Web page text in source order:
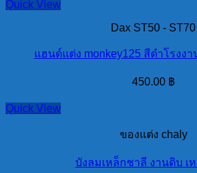
Quick View
Dax ST50 - ST70
แฮนด์แต่ง monkey125 สีดำโรงงา
450.00 ฿
Quick View
ของแต่ง chaly
บังลมเหล็กชาลี งานดิบ เ